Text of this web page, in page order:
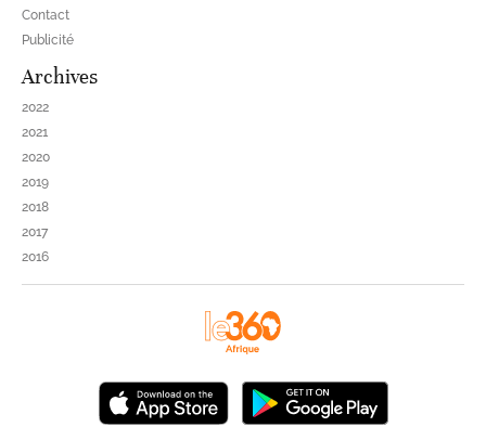
Contact
Publicité
Archives
2022
2021
2020
2019
2018
2017
2016